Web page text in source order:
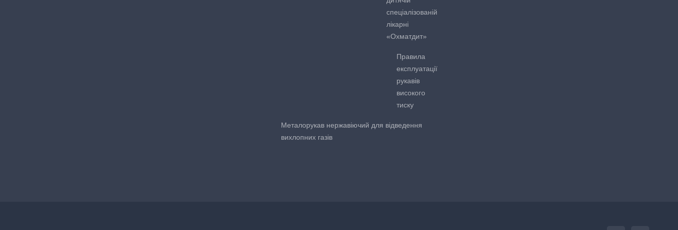
спеціалізованій
лікарні
«Охматдит»
Правила
експлуатації
рукавів
високого
тиску
Металорукав нержавіючий для відведення
вихлопних газів